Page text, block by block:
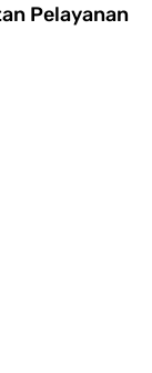
Pelayanan